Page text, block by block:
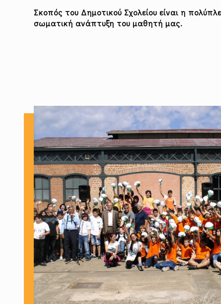
Σκοπός του Δημοτικού Σχολείου είναι η
σωματική ανάπτυξη του μαθητή μας.